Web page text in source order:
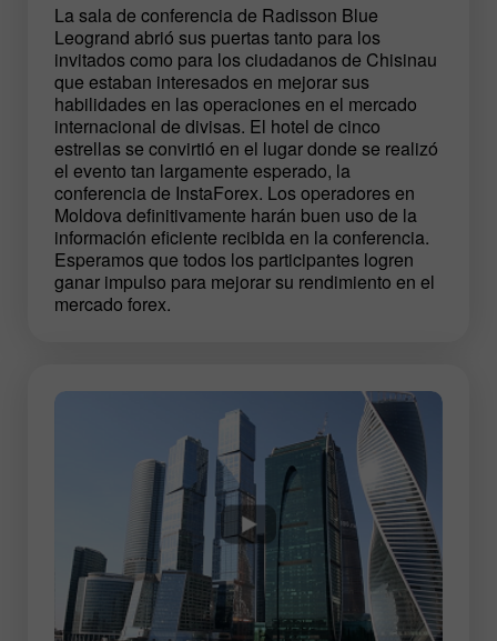
La sala de conferencia de Radisson Blue
Leogrand abrió sus puertas tanto para los
invitados como para los ciudadanos de Chisinau
que estaban interesados en mejorar sus
habilidades en las operaciones en el mercado
internacional de divisas. El hotel de cinco
estrellas se convirtió en el lugar donde se realizó
el evento tan largamente esperado, la
conferencia de InstaForex. Los operadores en
Moldova definitivamente harán buen uso de la
información eficiente recibida en la conferencia.
Esperamos que todos los participantes logren
ganar impulso para mejorar su rendimiento en el
mercado forex.